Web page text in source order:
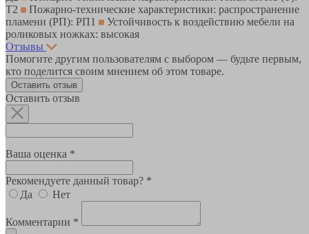
Т2
Пожарно-технические характеристики: распространение
пламени (РП): РП1
Устойчивость к воздействию мебели на
роликовых ножках: высокая
Отзывы
Помогите другим пользователям с выбором — будьте первым,
кто поделится своим мнением об этом товаре.
Оставить отзыв
Оставить отзыв
Ваша оценка *
Рекомендуете данный товар? *
Да
Нет
Комментарии *